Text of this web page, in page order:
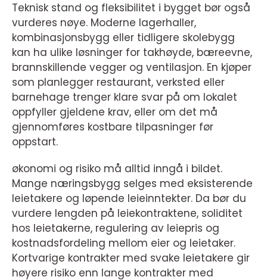
Teknisk stand og fleksibilitet i bygget bør også
vurderes nøye. Moderne lagerhaller,
kombinasjonsbygg eller tidligere skolebygg
kan ha ulike løsninger for takhøyde, bæreevne,
brannskillende vegger og ventilasjon. En kjøper
som planlegger restaurant, verksted eller
barnehage trenger klare svar på om lokalet
oppfyller gjeldene krav, eller om det må
gjennomføres kostbare tilpasninger før
oppstart.
økonomi og risiko må alltid inngå i bildet.
Mange næringsbygg selges med eksisterende
leietakere og løpende leieinntekter. Da bør du
vurdere lengden på leiekontraktene, soliditet
hos leietakerne, regulering av leiepris og
kostnadsfordeling mellom eier og leietaker.
Kortvarige kontrakter med svake leietakere gir
høyere risiko enn lange kontrakter med